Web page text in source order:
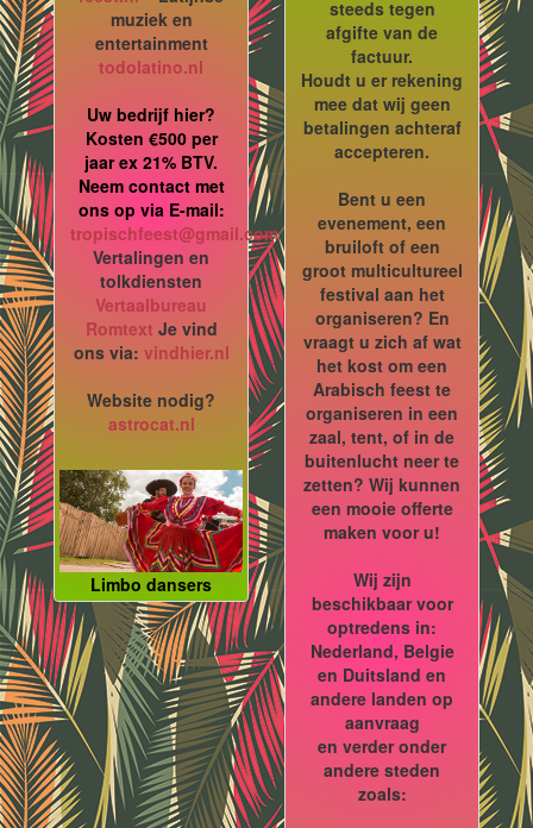
muziek en
entertainment
todolatino.nl
Uw bedrijf hier?
Kosten €500 per
jaar ex 21% BTV.
Neem contact met
ons op via E-mail:
tropischfeest@gmail.com
Vertalingen en
tolkdiensten
Vertaalbureau
Romtext Je vind
ons via: vindhier.nl
Website nodig?
astrocat.nl
Limbo dansers
steeds tegen
afgifte van de
factuur.
Houdt u er rekening
mee dat wij geen
betalingen achteraf
accepteren.
Bent u een
evenement, een
bruiloft of een
groot multicultureel
festival aan het
organiseren? En
vraagt u zich af wat
het kost om een
Arabisch feest te
organiseren in een
zaal, tent, of in de
buitenlucht neer te
zetten? Wij kunnen
een mooie offerte
maken voor u!
Wij zijn
beschikbaar voor
optredens in:
Nederland, Belgie
en Duitsland en
andere landen op
aanvraag
en verder onder
andere steden
zoals: